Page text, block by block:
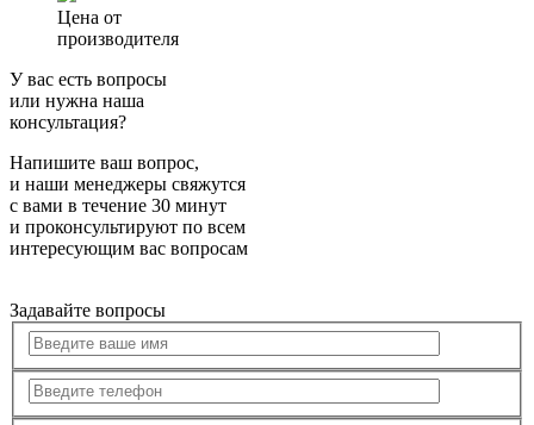
Цена от
производителя
У вас есть вопросы
или нужна наша
консультация?
Напишите ваш вопрос,
и наши менеджеры свяжутся
с вами в течение 30 минут
и проконсультируют по всем
интересующим вас вопросам
Задавайте вопросы